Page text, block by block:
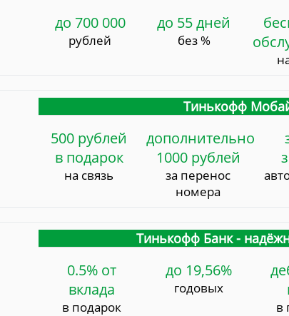
до 700 000
рублей
до 55 дней
без %
Тинькофф
500 рублей
в подарок
на связь
дополнительно
1000 рублей
за перенос
номера
Тинькофф Банк -
0.5% от
вклада
в подарок
до 19,56%
годовых
в